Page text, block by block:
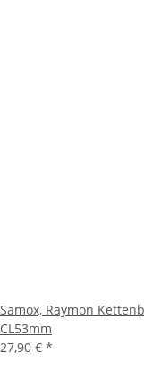
Samox, Raymon
CL53mm
27,90 € *